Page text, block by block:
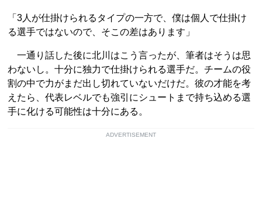
「3人が仕掛けられるタイプの一方で、僕は個人で仕掛け
る選手ではないので、そこの差はあります」
一通り話した後に北川はこう言ったが、筆者はそうは思
わないし。十分に独力で仕掛けられる選手だ。チームの役
割の中で力がまだ出し切れていないだけだ。彼の才能を考
えたら、代表レベルでも強引にシュートまで持ち込める選
手に化ける可能性は十分にある。
ADVERTISEMENT